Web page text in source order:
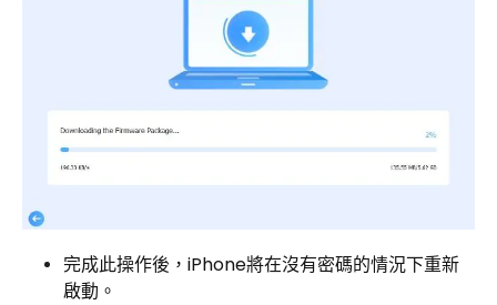
完成此操作後，iPhone將在沒有密碼的情況下重新
啟動。